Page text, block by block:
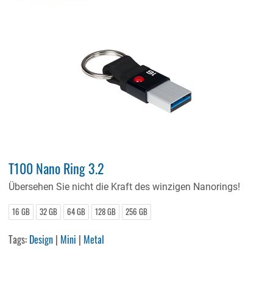
T100 Nano Ring 3.2
Übersehen Sie nicht die Kraft des winzigen Nanorings!
16 GB 32 GB 64 GB 128 GB 256 GB
Tags: Design | Mini | Metal